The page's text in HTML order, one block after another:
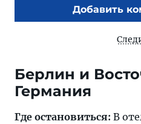
Добавить
Берлин и
Германия
Где остановиться: В